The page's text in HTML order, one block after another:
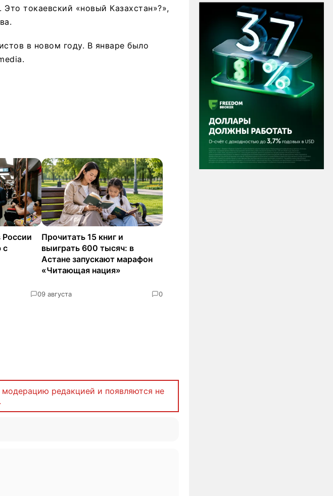
токаевский «новый Казахстан»?»,
в новом году. В январе было
России
с
0
Прочитать 15 книг и
выиграть 600 тысяч: в
Астане запускают марафон
«Читающая нация»
9 августа 0
редакцией и появляются не